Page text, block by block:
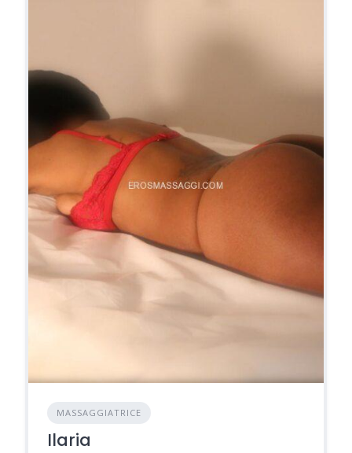
MASSAGGIATRICE
Ilaria